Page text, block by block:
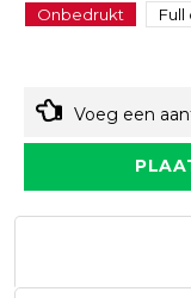
Onbedrukt Full
Voeg een